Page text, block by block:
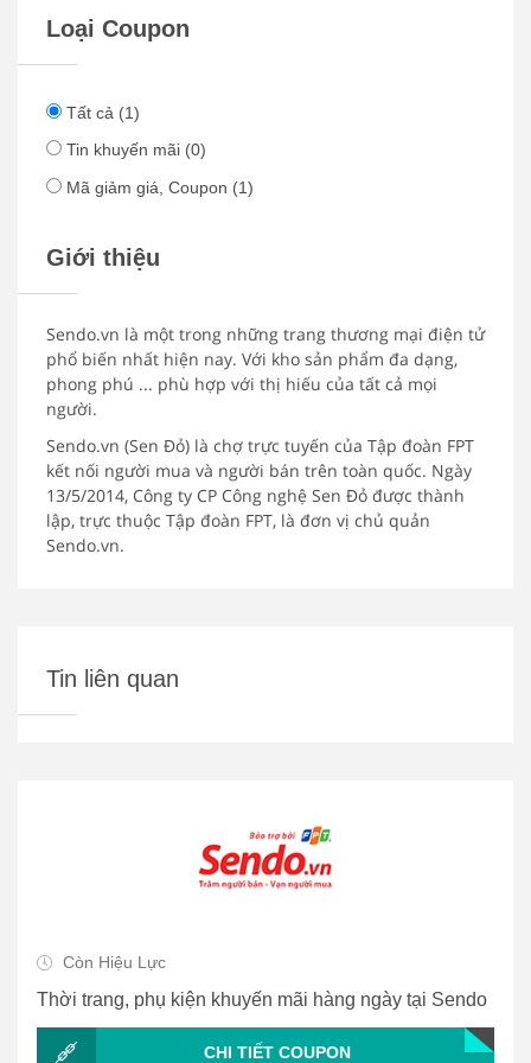
Loại Coupon
Tất cả (1)
Tin khuyến mãi (0)
Mã giảm giá, Coupon (1)
Giới thiệu
Sendo.vn là một trong những trang thương mại điện tử
phổ biến nhất hiện nay. Với kho sản phẩm đa dạng,
phong phú ... phù hợp với thị hiếu của tất cả mọi
người.
Sendo.vn (Sen Đỏ) là chợ trực tuyến của Tập đoàn FPT
kết nối người mua và người bán trên toàn quốc. Ngày
13/5/2014, Công ty CP Công nghệ Sen Đỏ được thành
lập, trực thuộc Tập đoàn FPT, là đơn vị chủ quản
Sendo.vn.
Tin liên quan
Còn Hiệu Lực
Thời trang, phụ kiện khuyến mãi hàng ngày tại Sendo
CHI TIẾT COUPON